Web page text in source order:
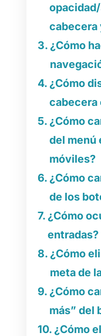
cabecera
¿Cómo
¿Cómo
cabecera
¿Cómo
del menú
móviles?
¿Cómo
de los
¿Cómo
entradas?
¿Cómo
meta de
¿Cómo
más” del
¿Cómo